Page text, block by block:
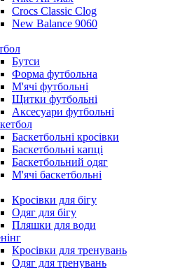
Crocs Classic Clog
New Balance 9060
Бутси
Форма футбольна
М'ячі футбольні
Щитки футбольні
Аксесуари футбольні
Баскетбольні кросівки
Баскетбольні капці
Баскетбольний одяг
М'ячі баскетбольні
Кросівки для бігу
Одяг для бігу
Пляшки для води
Кросівки для тренувань
Одяг для тренувань